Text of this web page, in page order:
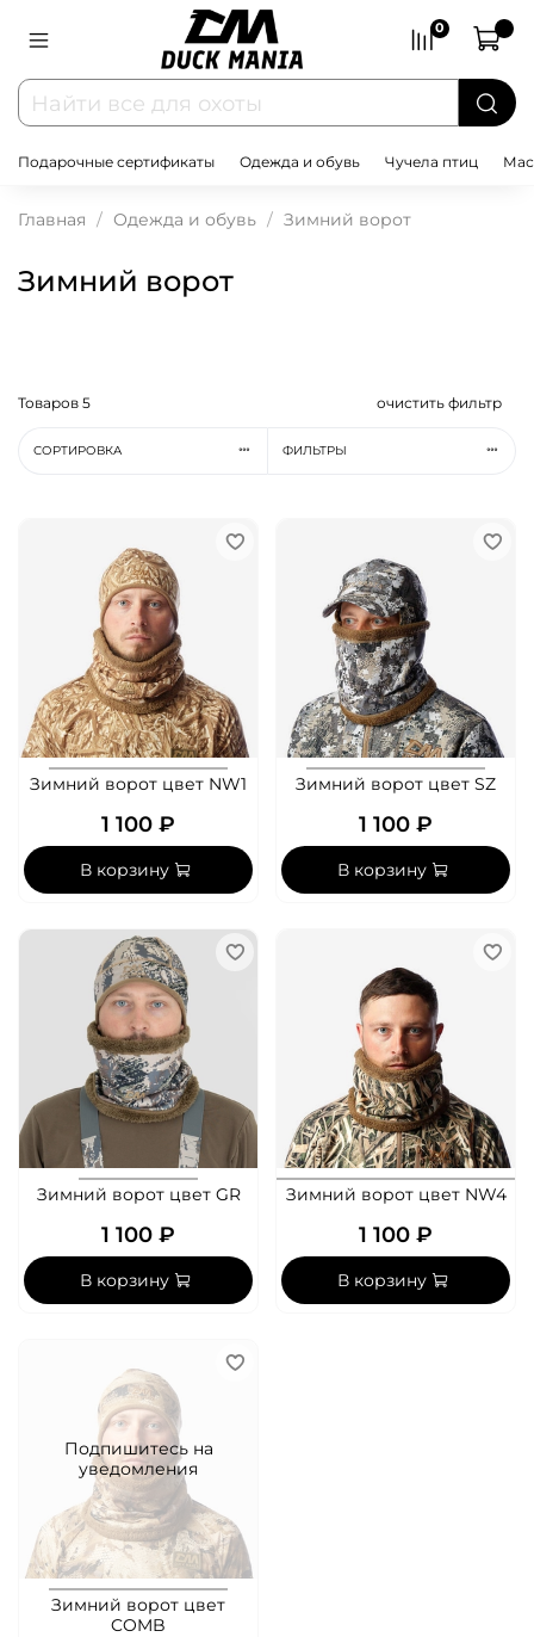
0
Подарочные сертификаты Одежда и обувь Чучела птиц
Главная Одежда и обувь Зимний ворот
Зимний ворот
Товаров 5 очистить фильтр
СОРТИРОВКА ФИЛЬТРЫ
Зимний ворот цвет NW1
1 100 ₽
В корзину
Зимний ворот цвет SZ
1 100 ₽
В корзину
Зимний ворот цвет GR
1 100 ₽
В корзину
Зимний ворот цвет NW4
1 100 ₽
В корзину
Подпишитесь на
уведомления
Зимний ворот цвет
COMB